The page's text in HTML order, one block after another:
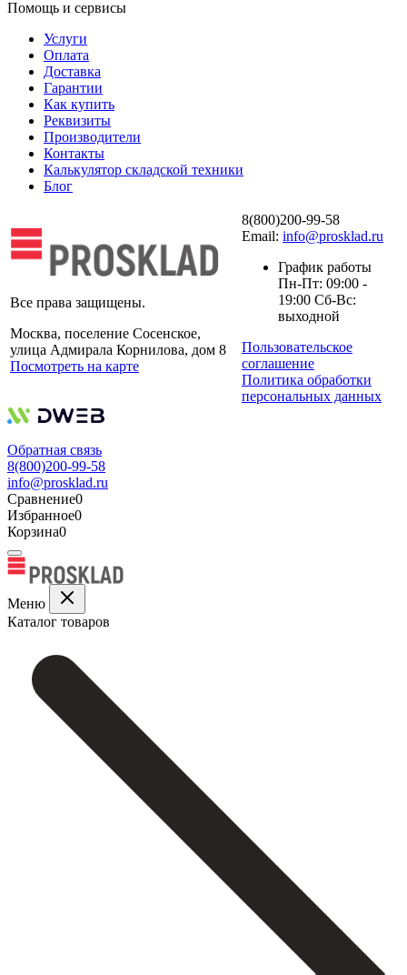
Помощь и сервисы
Услуги
Оплата
Доставка
Гарантии
Как купить
Реквизиты
Производители
Контакты
Калькулятор складской техники
Блог
Все права защищены.
Москва, поселение Сосенское,
улица Адмирала Корнилова, дом 8
Посмотреть на карте
8(800)200-99-58
Email: info@prosklad.ru
График работы
Пн-Пт: 09:00 -
19:00 Сб-Вс:
выходной
Пользовательское
соглашение
Политика обработки
персональных данных
Обратная связь
8(800)200-99-58
info@prosklad.ru
Сравнение0
Избранное0
Корзина0
Меню
Каталог товаров